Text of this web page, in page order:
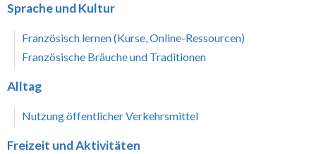
Sprache und Kultur
Französisch lernen (Kurse, Online-Ressourcen)
Französische Bräuche und Traditionen
Alltag
Nutzung öffentlicher Verkehrsmittel
Freizeit und Aktivitäten